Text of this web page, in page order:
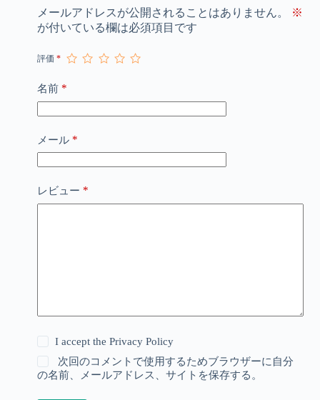
メールアドレスが公開されることはありません。
※
が付いている欄は必須項目です
評価 *
名前*
メール*
レビュー *
I accept thePrivacy Policy
次回のコメントで使用するためブラウザーに自分
の名前、メールアドレス、サイトを保存する。